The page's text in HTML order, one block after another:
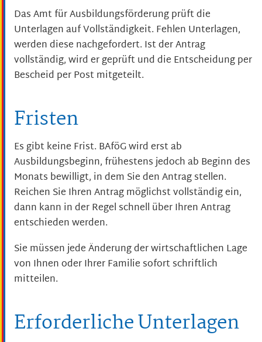
Das Amt für Ausbildungsförderung prüft die
Unterlagen auf Vollständigkeit. Fehlen Unterlagen,
werden diese nachgefordert. Ist der Antrag
vollständig, wird er geprüft und die Entscheidung per
Bescheid per Post mitgeteilt.
Fristen
Es gibt keine Frist. BAföG wird erst ab
Ausbildungsbeginn, frühestens jedoch ab Beginn des
Monats bewilligt, in dem Sie den Antrag stellen.
Reichen Sie Ihren Antrag möglichst vollständig ein,
dann kann in der Regel schnell über Ihren Antrag
entschieden werden.
Sie müssen jede Änderung der wirtschaftlichen Lage
von Ihnen oder Ihrer Familie sofort schriftlich
mitteilen.
Erforderliche Unterlagen